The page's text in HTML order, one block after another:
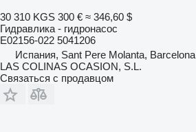
30 310 KGS 300 € ≈ 346,60 $
Гидравлика - гидронасос
E02156-022 5041206
Испания, Sant Pere Molanta, Barcelona
LAS COLINAS OCASION, S.L.
Связаться с продавцом